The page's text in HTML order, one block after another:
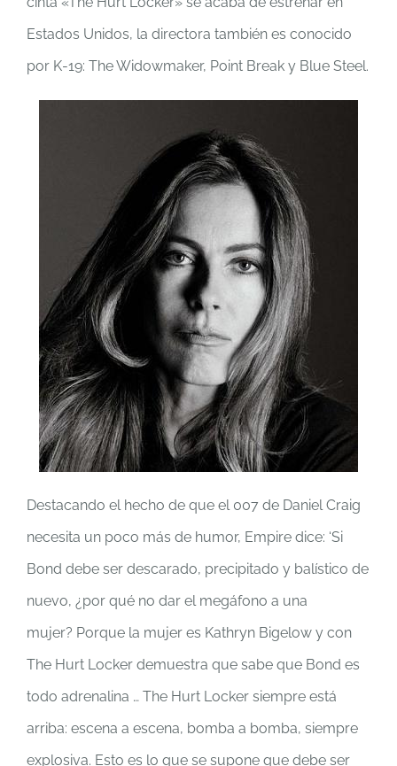
Estados Unidos, la directora también es conocido
por K-19: The Widowmaker, Point Break y Blue Steel.
Destacando el hecho de que el 007 de Daniel Craig
necesita un poco más de humor, Empire dice: ‘Si
Bond debe ser descarado, precipitado y balístico de
nuevo, ¿por qué no dar el megáfono a una
mujer? Porque la mujer es Kathryn Bigelow y con
The Hurt Locker demuestra que sabe que Bond es
todo adrenalina … The Hurt Locker siempre está
arriba: escena a escena, bomba a bomba, siempre
explosiva. Esto es lo que se supone que debe ser